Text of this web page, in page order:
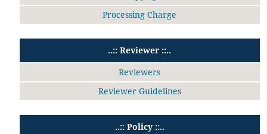
Processing Charge
..:: Reviewer ::..
Reviewers
Reviewer Guidelines
..:: Policy ::..